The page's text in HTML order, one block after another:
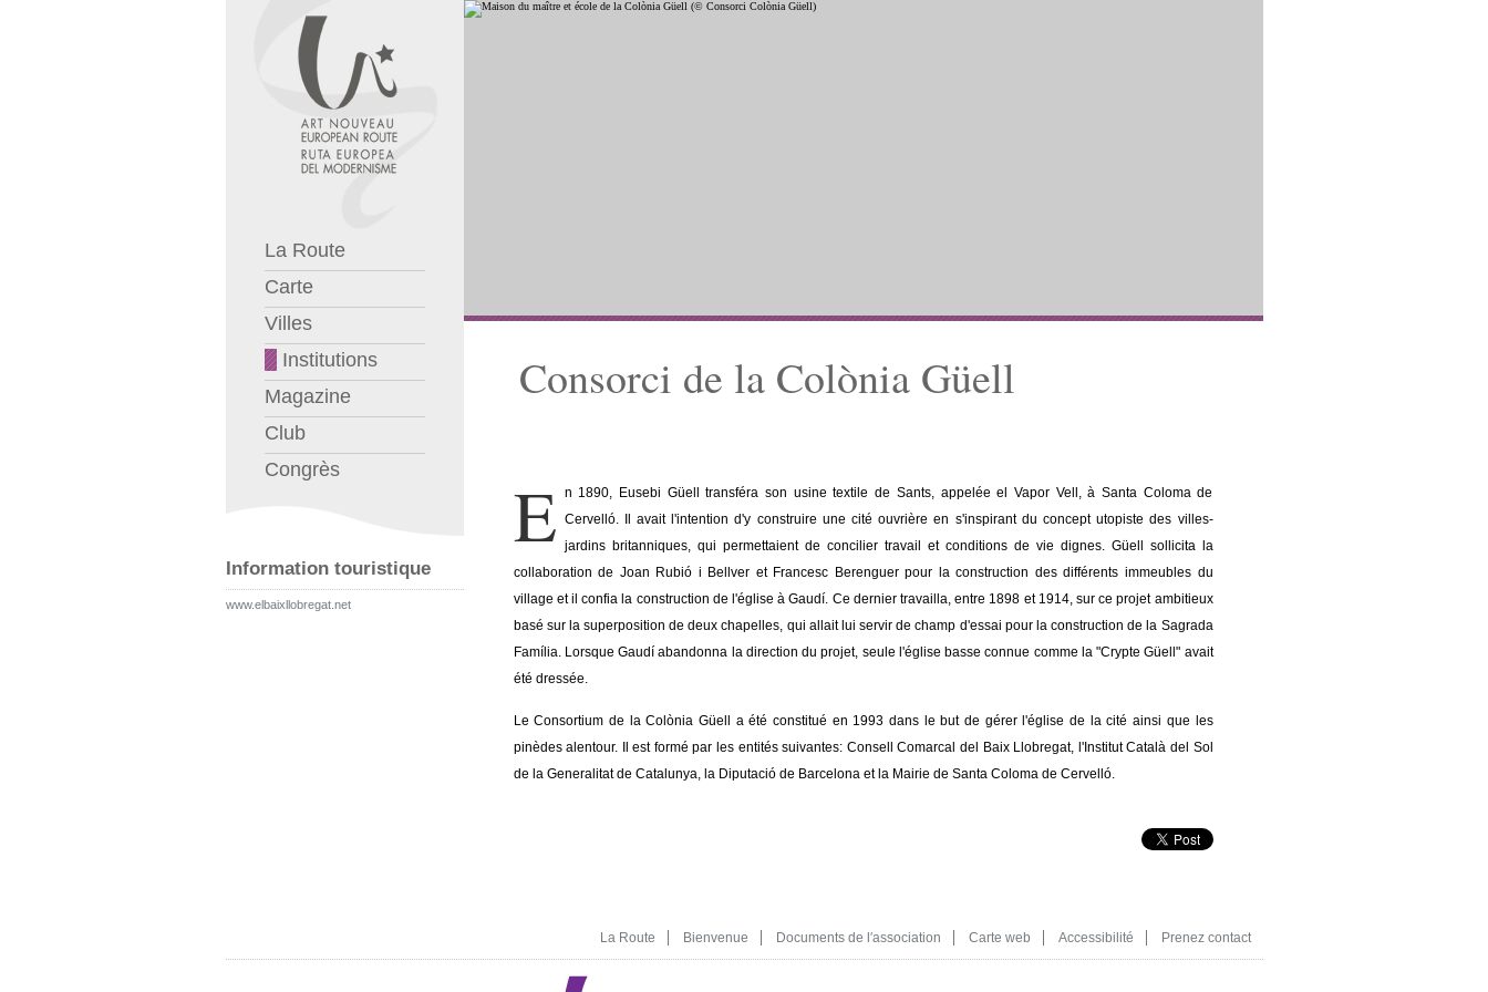
La Route
Carte
Villes
Institutions
Magazine
Club
Congrès
Information touristique
www.elbaixllobregat.net
Consorci de la Colònia Güell
E n 1890, Eusebi Güell transféra son usine textile de Sants, appelée el Vapor Vell, à Santa Coloma de
Cervelló. Il avait l'intention d'y construire une cité ouvrière en s'inspirant du concept utopiste des villes-
jardins britanniques, qui permettaient de concilier travail et conditions de vie dignes. Güell sollicita la
collaboration de Joan Rubió i Bellver et Francesc Berenguer pour la construction des différents immeubles du
village et il confia la construction de l'église à Gaudí. Ce dernier travailla, entre 1898 et 1914, sur ce projet ambitieux
basé sur la superposition de deux chapelles, qui allait lui servir de champ d'essai pour la construction de la Sagrada
Família. Lorsque Gaudí abandonna la direction du projet, seule l'église basse connue comme la "Crypte Güell" avait
été dressée.
Le Consortium de la Colònia Güell a été constitué en 1993 dans le but de gérer l'église de la cité ainsi que les
pinèdes alentour. Il est formé par les entités suivantes: Consell Comarcal del Baix Llobregat, l'Institut Català del Sol
de la Generalitat de Catalunya, la Diputació de Barcelona et la Mairie de Santa Coloma de Cervelló.
La Route Bienvenue Documents de l′association Carte web Accessibilité Prenez contact